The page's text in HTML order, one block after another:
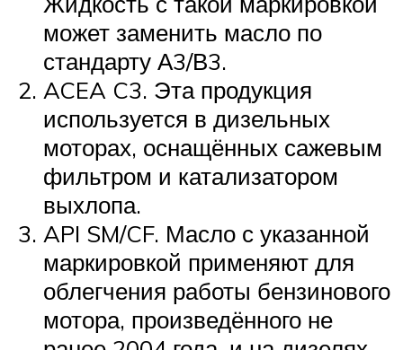
может заменить масло по
стандарту А3/В3.
ACEA C3. Эта продукция
используется в дизельных
моторах, оснащённых сажевым
фильтром и катализатором
выхлопа.
API SM/CF. Масло с указанной
маркировкой применяют для
облегчения работы бензинового
мотора, произведённого не